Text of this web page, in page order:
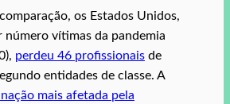
os Estados Unidos,
número vítimas da pandemia
perdeu 46 profissionais de
entidades de classe. A
mais afetada pela